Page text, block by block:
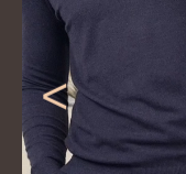
<